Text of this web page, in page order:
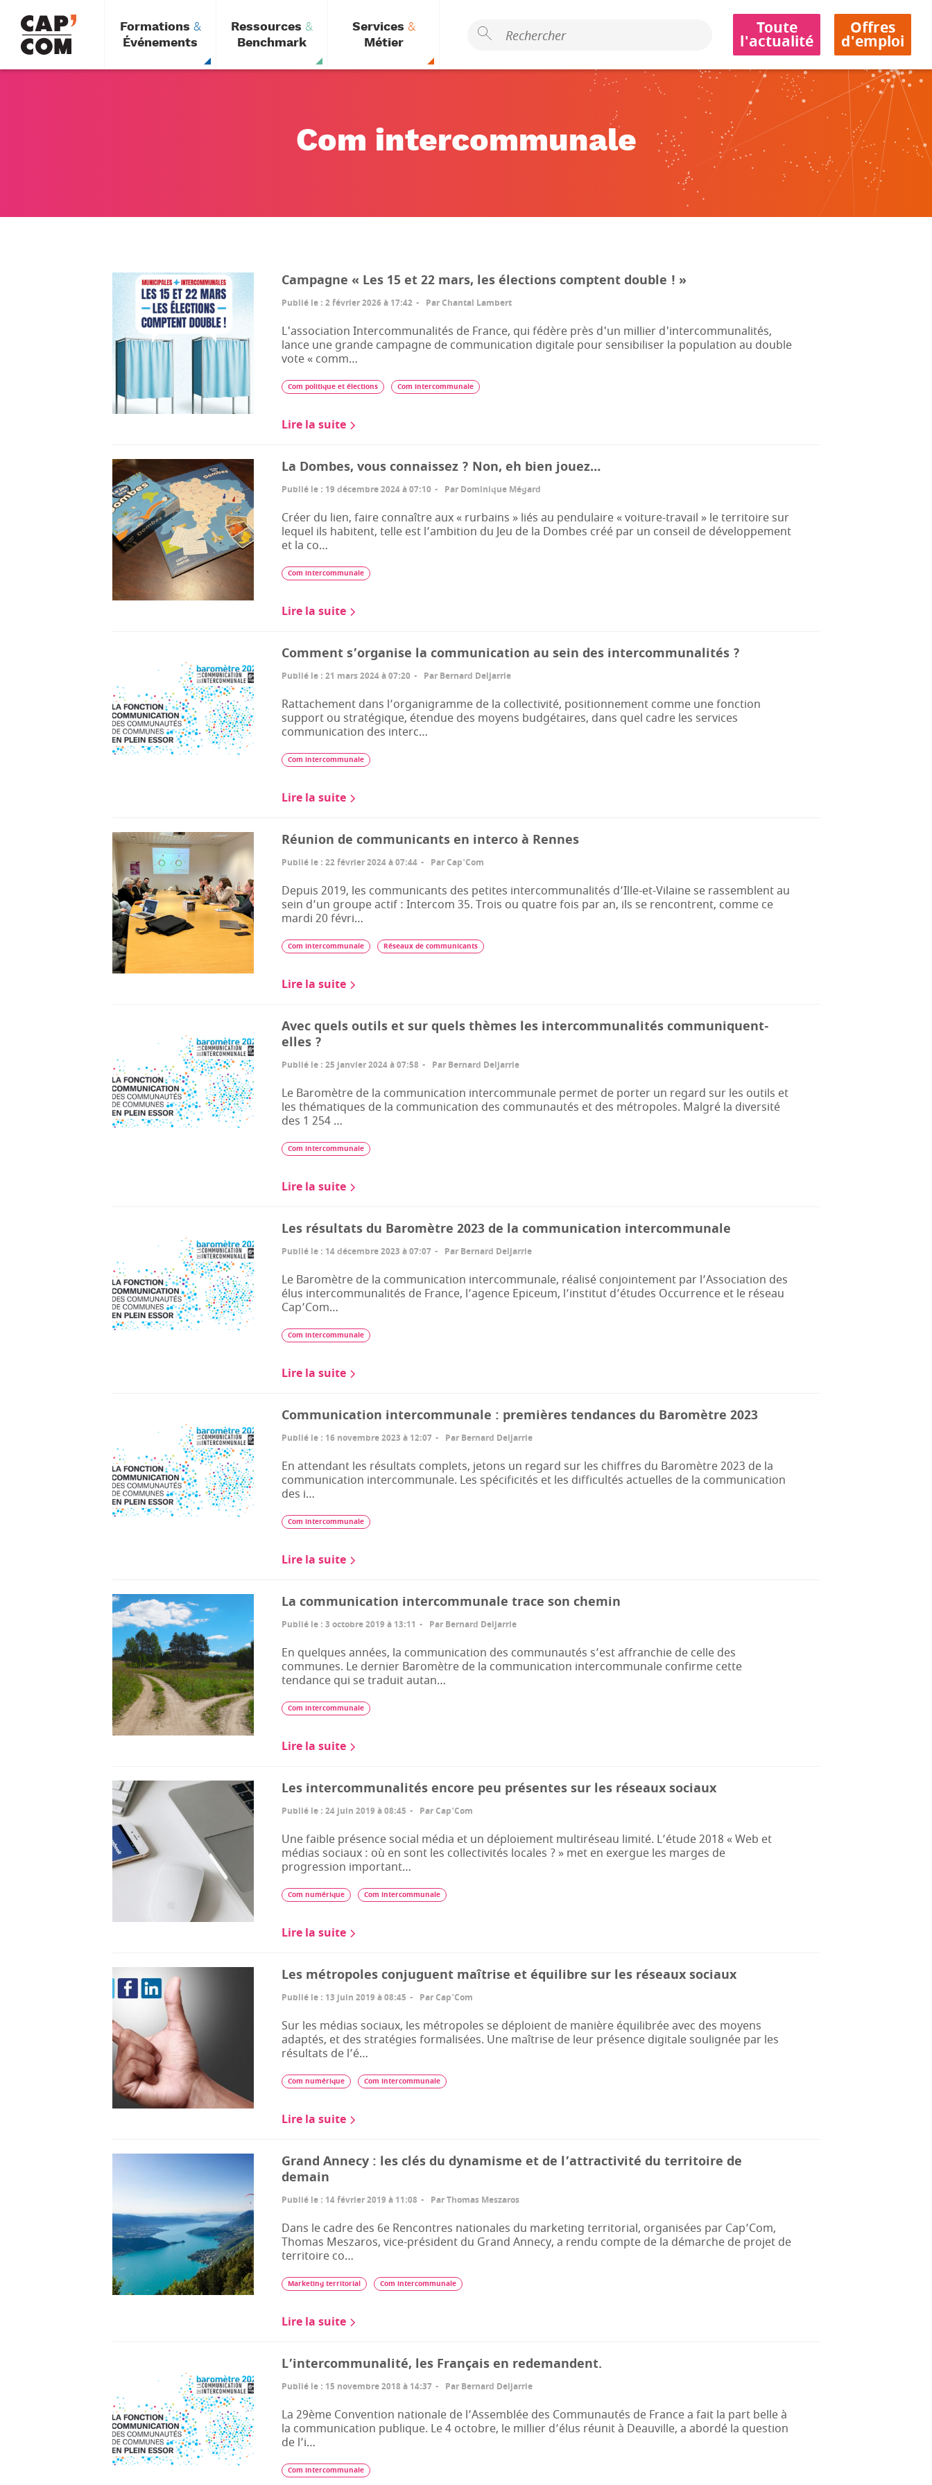
contenu
principal
Formations &
Événements
Ressources &
Benchmark
Services &
Métier
Toute
l'actualité
Offres
d'emploi
Com intercommunale
Campagne « Les 15 et 22 mars, les élections comptent double ! »
Publié le : 2 février 2026 à 17:42 ParChantal Lambert
L'association Intercommunalités de France, qui fédère près d'un millier d'intercommunalités,
lance une grande campagne de communication digitale pour sensibiliser la population au double
vote « comm…
Lire la suite
Com politique et élections Com intercommunale
La Dombes, vous connaissez ? Non, eh bien jouez…
Publié le : 19 décembre 2024 à 07:10 Par Dominique Mégard
Créer du lien, faire connaître aux « rurbains » liés au pendulaire « voiture-travail » le territoire sur
lequel ils habitent, telle est l’ambition du Jeu de la Dombes créé par un conseil de développement
et la co…
Lire la suite
Com intercommunale
Comment s’organise la communication au sein des intercommunalités ?
Publié le : 21 mars 2024 à 07:20 Par Bernard Deljarrie
Rattachement dans l’organigramme de la collectivité, positionnement comme une fonction
support ou stratégique, étendue des moyens budgétaires, dans quel cadre les services
communication des interc…
Lire la suite
Com intercommunale
Réunion de communicants en interco à Rennes
Publié le : 22 février 2024 à 07:44 ParCap'Com
Depuis 2019, les communicants des petites intercommunalités d’Ille-et-Vilaine se rassemblent au
sein d’un groupe actif : Intercom 35. Trois ou quatre fois par an, ils se rencontrent, comme ce
mardi 20 févri…
Lire la suite
Com intercommunale Réseaux de communicants
Avec quels outils et sur quels thèmes les intercommunalités communiquent-
elles ?
Publié le : 25 janvier 2024 à 07:58 Par Bernard Deljarrie
Le Baromètre de la communication intercommunale permet de porter un regard sur les outils et
les thématiques de la communication des communautés et des métropoles. Malgré la diversité
des 1 254 …
Lire la suite
Com intercommunale
Les résultats du Baromètre 2023 de la communication intercommunale
Publié le : 14 décembre 2023 à 07:07 Par Bernard Deljarrie
Le Baromètre de la communication intercommunale, réalisé conjointement par l’Association des
élus intercommunalités de France, l’agence Epiceum, l’institut d’études Occurrence et le réseau
Cap’Com…
Lire la suite
Com intercommunale
Communication intercommunale : premières tendances du Baromètre 2023
Publié le : 16 novembre 2023 à 12:07 Par Bernard Deljarrie
En attendant les résultats complets, jetons un regard sur les chiffres du Baromètre 2023 de la
communication intercommunale. Les spécificités et les difficultés actuelles de la communication
des i…
Lire la suite
Com intercommunale
La communication intercommunale trace son chemin
Publié le : 3 octobre 2019 à 13:11 Par Bernard Deljarrie
En quelques années, la communication des communautés s’est affranchie de celle des
communes. Le dernier Baromètre de la communication intercommunale confirme cette
tendance qui se traduit autan…
Lire la suite
Com intercommunale
Les intercommunalités encore peu présentes sur les réseaux sociaux
Publié le : 24 juin 2019 à 08:45 ParCap'Com
Une faible présence social média et un déploiement multiréseau limité. L’étude 2018 « Web et
médias sociaux : où en sont les collectivités locales ? » met en exergue les marges de
progression important…
Lire la suite
Com numérique Com intercommunale
Les métropoles conjuguent maîtrise et équilibre sur les réseaux sociaux
Publié le : 13 juin 2019 à 08:45 ParCap'Com
Sur les médias sociaux, les métropoles se déploient de manière équilibrée avec des moyens
adaptés, et des stratégies formalisées. Une maîtrise de leur présence digitale soulignée par les
résultats de l’é…
Lire la suite
Com numérique Com intercommunale
Grand Annecy : les clés du dynamisme et de l’attractivité du territoire de
demain
Publié le : 14 février 2019 à 11:08 ParThomas Meszaros
Dans le cadre des 6e Rencontres nationales du marketing territorial, organisées par Cap’Com,
Thomas Meszaros, vice-président du Grand Annecy, a rendu compte de la démarche de projet de
territoire co…
Lire la suite
Marketing territorial Com intercommunale
L’intercommunalité, les Français en redemandent.
Publié le : 15 novembre 2018 à 14:37 Par Bernard Deljarrie
La 29ème Convention nationale de l’Assemblée des Communautés de France a fait la part belle à
la communication publique. Le 4 octobre, le millier d’élus réunit à Deauville, a abordé la question
de l’i…
Com intercommunale